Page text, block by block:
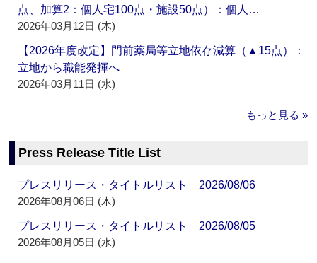
点、加算2：個人宅100点・施設50点）：個人…
2026年03月12日 (木)
【2026年度改定】門前薬局等立地依存減算（▲15点）：
立地から職能発揮へ
2026年03月11日 (水)
もっと見る »
Press Release Title List
プレスリリース・タイトルリスト 2026/08/06
2026年08月06日 (木)
プレスリリース・タイトルリスト 2026/08/05
2026年08月05日 (水)